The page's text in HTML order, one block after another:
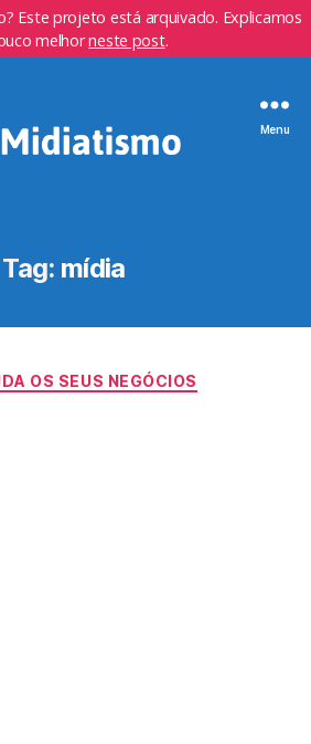
Este projeto está arquivado. Explicamos
melhorneste post.
Menu
Tag: mídia
Categorias
OS SEUS NEGÓCIOS